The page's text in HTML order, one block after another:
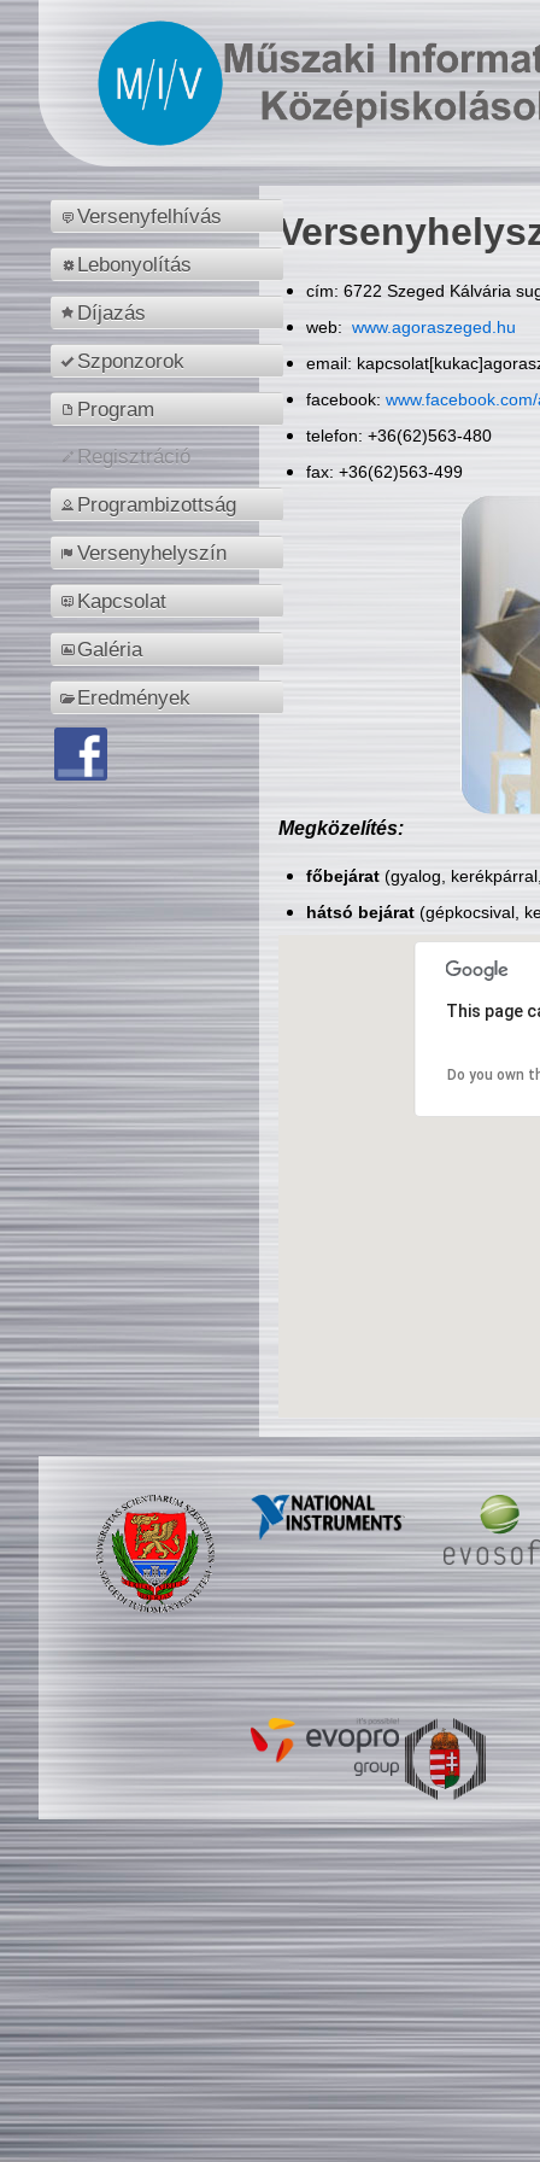
Versenyfelhívás
Lebonyolítás
Díjazás
Szponzorok
Program
Regisztráció
Programbizottság
Versenyhelyszín
Kapcsolat
Galéria
Eredmények
cím: 6722 Szeged Kálvária
web: www.agoraszeged.hu
email:
facebook:
telefon: +36(62)563-480
fax: +36(62)563-499
Megközelítés:
főbejárat(gyalog,
hátsó bejárat(gépkocsival,
This page
Do you own